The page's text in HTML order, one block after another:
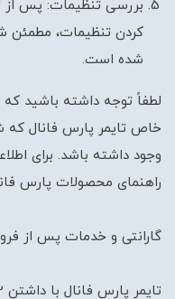
بررسی تنظیمات: پس از
کردن تنظیمات، مطمئن
شده است.
لطفاً توجه داشته باشید
خاص تایمر پارس فانال که
وجود داشته باشد. برای
راهنمای محصولات پارس
گارانتی و خدمات پس از